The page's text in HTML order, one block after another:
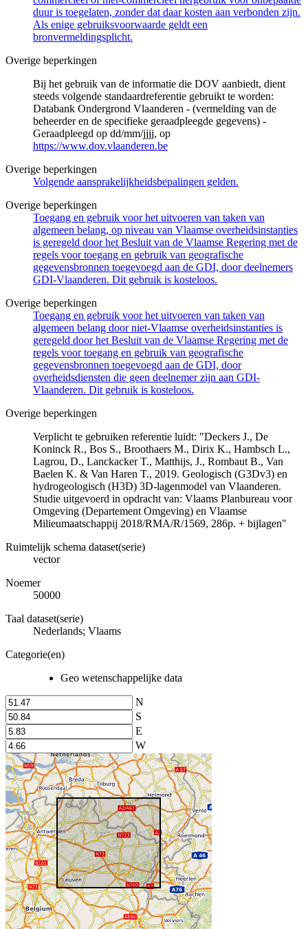
duur is toegelaten, zonder dat daar kosten aan verbonden zijn.
Als enige gebruiksvoorwaarde geldt een
bronvermeldingsplicht.
Overige beperkingen
Bij het gebruik van de informatie die DOV aanbiedt, dient
steeds volgende standaardreferentie gebruikt te worden:
Databank Ondergrond Vlaanderen - (vermelding van de
beheerder en de specifieke geraadpleegde gegevens) -
Geraadpleegd op dd/mm/jjjj, op
https://www.dov.vlaanderen.be
Overige beperkingen
Volgende aansprakelijkheidsbepalingen gelden.
Overige beperkingen
Toegang en gebruik voor het uitvoeren van taken van
algemeen belang, op niveau van Vlaamse overheidsinstanties
is geregeld door het Besluit van de Vlaamse Regering met de
regels voor toegang en gebruik van geografische
gegevensbronnen toegevoegd aan de GDI, door deelnemers
GDI-Vlaanderen. Dit gebruik is kosteloos.
Overige beperkingen
Toegang en gebruik voor het uitvoeren van taken van
algemeen belang door niet-Vlaamse overheidsinstanties is
geregeld door het Besluit van de Vlaamse Regering met de
regels voor toegang en gebruik van geografische
gegevensbronnen toegevoegd aan de GDI, door
overheidsdiensten die geen deelnemer zijn aan GDI-
Vlaanderen. Dit gebruik is kosteloos.
Overige beperkingen
Verplicht te gebruiken referentie luidt: "Deckers J., De
Koninck R., Bos S., Broothaers M., Dirix K., Hambsch L.,
Lagrou, D., Lanckacker T., Matthijs, J., Rombaut B., Van
Baelen K. & Van Haren T., 2019. Geologisch (G3Dv3) en
hydrogeologisch (H3D) 3D-lagenmodel van Vlaanderen.
Studie uitgevoerd in opdracht van: Vlaams Planbureau voor
Omgeving (Departement Omgeving) en Vlaamse
Milieumaatschappij 2018/RMA/R/1569, 286p. + bijlagen"
Ruimtelijk schema dataset(serie)
vector
Noemer
50000
Taal dataset(serie)
Nederlands; Vlaams
Categorie(en)
Geo wetenschappelijke data
N
S
E
W